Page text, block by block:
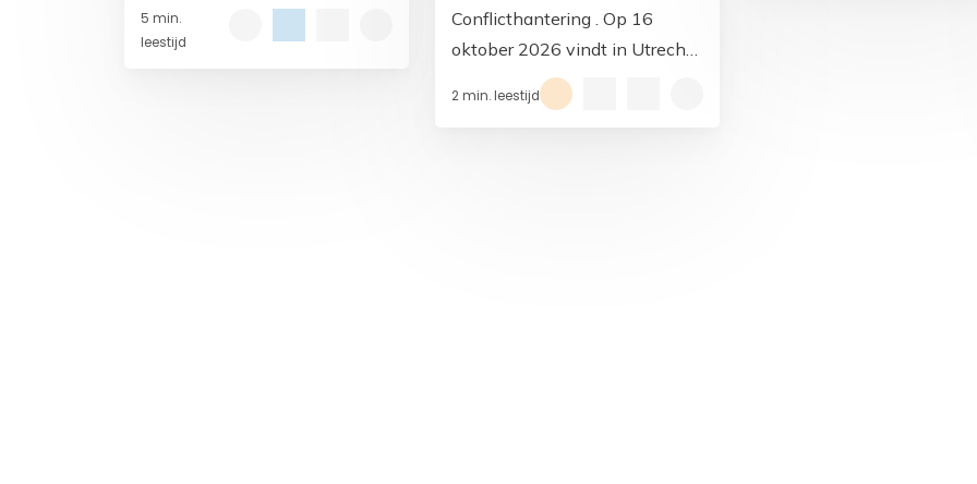
zal een norm voor mediators
5 min.
leestijd
Conflicthantering . Op 16
oktober 2026 vindt in Utrecht
het symposium ‘Rechtspraak
naast mediation’ plaats.
2 min. leestijd